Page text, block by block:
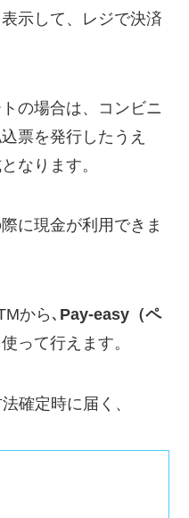
表示して、レジで決済
の場合は、コンビニ
票を発行したうえ
なります。
に現金が利用できま
から､ Pay-easy（ペ
って行えます。
確定時に届く、